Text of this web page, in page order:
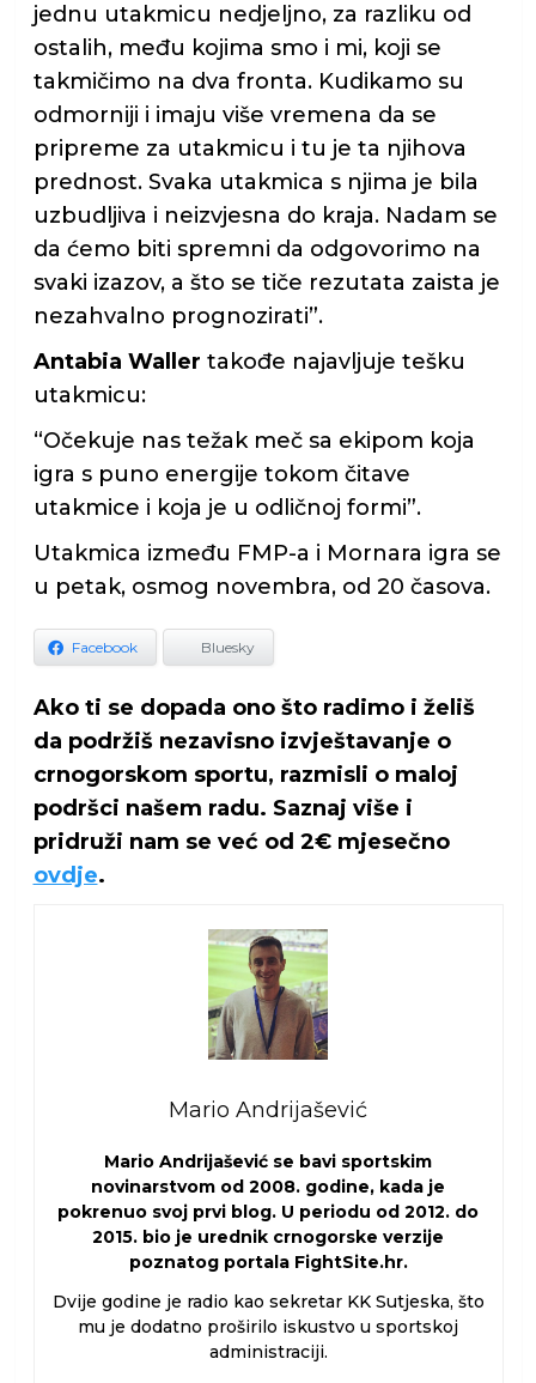
jednu utakmicu nedjeljno, za razliku od
ostalih, među kojima smo i mi, koji se
takmičimo na dva fronta. Kudikamo su
odmorniji i imaju više vremena da se
pripreme za utakmicu i tu je ta njihova
prednost. Svaka utakmica s njima je bila
uzbudljiva i neizvjesna do kraja. Nadam se
da ćemo biti spremni da odgovorimo na
svaki izazov, a što se tiče rezutata zaista je
nezahvalno prognozirati”.
Antabia Waller takođe najavljuje tešku
utakmicu:
“Očekuje nas težak meč sa ekipom koja
igra s puno energije tokom čitave
utakmice i koja je u odličnoj formi”.
Utakmica između FMP-a i Mornara igra se
u petak, osmog novembra, od 20 časova.
Facebook Bluesky
Ako ti se dopada ono što radimo i želiš
da podržiš nezavisno izvještavanje o
crnogorskom sportu, razmisli o maloj
podršci našem radu. Saznaj više i
pridruži nam se već od 2€ mjesečno
ovdje.
Mario Andrijašević
Mario Andrijašević se bavi sportskim
novinarstvom od 2008. godine, kada je
pokrenuo svoj prvi blog. U periodu od 2012. do
2015. bio je urednik crnogorske verzije
poznatog portala FightSite.hr.
Dvije godine je radio kao sekretar KK Sutjeska, što
mu je dodatno proširilo iskustvo u sportskoj
administraciji.